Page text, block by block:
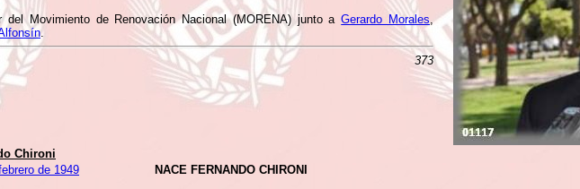
del Movimiento de Renovación Nacional (MORENA) junto aGerardo Morales,
.
373
Chironi
de 1949 NACE FERNANDO CHIRONI